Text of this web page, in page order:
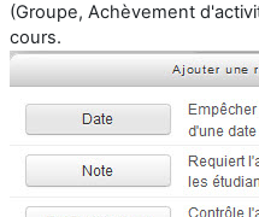
(Groupe, Achèvement
cours.